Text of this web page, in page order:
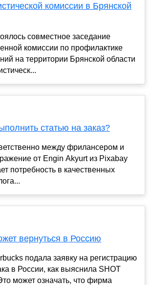
комиссии в Брянской
совместное заседание
комиссии по профилактике
на территории Брянской области
статью на заказ?
между фрилансером и
от Engin Akyurt из Pixabay
потребность в качественных
вернуться в Россию
подала заявку на регистрацию
в России, как выяснила SHOT
может означать, что фирма